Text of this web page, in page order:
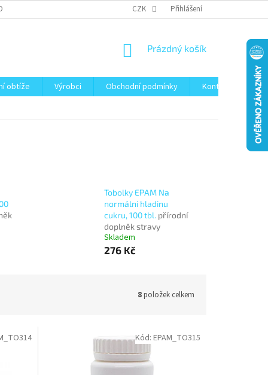
ÚDAJŮ CZK Přihlášení
NÁKUPNÍ
Prázdný košík
obtíže Výrobci Obchodní podmínky Kontakty
Tobolky EPAM Na
normálni hladinu
cukru, 100 tbl. přírodní
doplněk stravy
Skladem
276 Kč
8položek celkem
Kód: EPAM_TO315